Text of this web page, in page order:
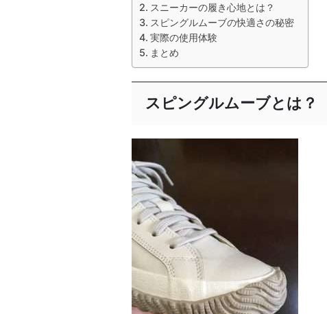
スニーカーの履き心地とは？
スピングルムーブの快適さの秘密
実際の使用体験
まとめ
スピングルムーブとは？